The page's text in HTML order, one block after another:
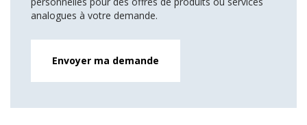
analogues à votre demande.